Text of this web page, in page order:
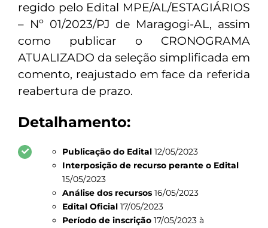
regido pelo Edital MPE/AL/ESTAGIÁRIOS
– Nº 01/2023/PJ de Maragogi-AL, assim
como publicar o CRONOGRAMA
ATUALIZADO da seleção simplificada em
comento, reajustado em face da referida
reabertura de prazo.
Detalhamento:
Publicação do Edital12/05/2023
Interposição de recurso perante o Edital
15/05/2023
Análise dos recursos16/05/2023
Edital Oficial17/05/2023
Período de inscrição17/05/2023 à